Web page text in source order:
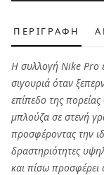
ΠΕΡΙΓΡΑΦΗ
Η συλλογή Nike Pro
σιγουριά όταν
επίπεδο της
μπλούζα σε στενή
προσφέροντας την
δραστηριότητες
και πίσω